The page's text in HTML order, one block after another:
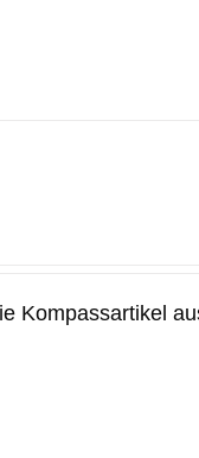
Kompassartikel